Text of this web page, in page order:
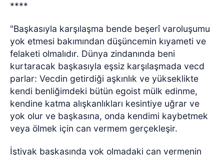
****
"Başkasıyla karşılaşma bende beşerî varoluşumu
yok etmesi bakımından düşüncemin kıyameti ve
felaketi olmalıdır. Dünya zindanında beni
kurtaracak başkasıyla eşsiz karşılaşmada vecd
parlar: Vecdin getirdiği aşkınlık ve yükseklikte
kendi benliğimdeki bütün egoist mülk edinme,
kendine katma alışkanlıkları kesintiye uğrar ve
yok olur ve başkasına, onda kendimi kaybetmek
veya ölmek için can vermem gerçekleşir.
İştiyak başkasında yok olmadaki can vermenin